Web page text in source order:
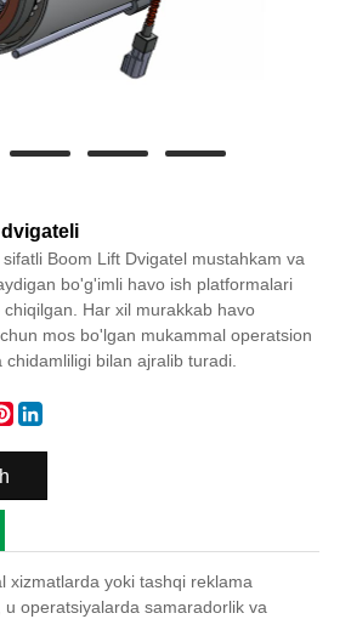
Boom Lift Dvigatel mustahkam va
bo'g'imli havo ish platformalari
Har xil murakkab havo
mos bo'lgan mukammal operatsion
bilan ajralib turadi.
Pinterest
xizmatlarda yoki tashqi reklama
operatsiyalarda samaradorlik va